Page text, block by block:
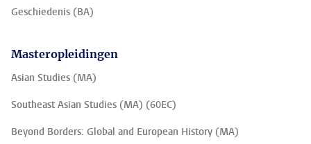
Geschiedenis (BA)
Masteropleidingen
Asian Studies (MA)
Southeast Asian Studies (MA) (60EC)
Beyond Borders: Global and European History (MA)